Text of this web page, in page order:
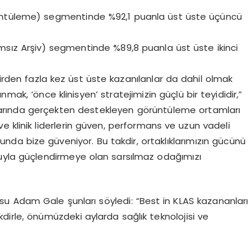
) segmentinde %92,1 puanla üst üste üçüncü
Arşiv) segmentinde%89,8 puanla üst üste ikinci
fazla kez üst üste kazanılanlar da dahil olmak
‘önce klinisyen’ stratejimizin güçlü bir teyididir,”
gerçekten destekleyen görüntüleme ortamları
klinik liderlerin güven, performans ve uzun vadeli
bize güveniyor. Bu takdir, ortaklıklarımızın gücünü
güçlendirmeye olan sarsılmaz odağımızı
Adam Gale şunları söyledi: “Best in KLAS kazananları
önümüzdeki aylarda sağlık teknolojisi ve